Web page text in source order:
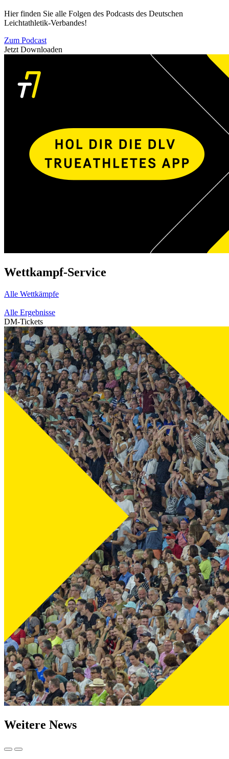
Hier finden Sie alle Folgen des Podcasts des Deutschen
Leichtathletik-Verbandes!
Zum Podcast
Jetzt Downloaden
Wettkampf-Service
Alle Wettkämpfe
Alle Ergebnisse
DM-Tickets
Weitere News